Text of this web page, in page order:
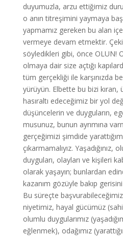
duyumuzla, arzu ettiğimiz
o anın titreşimini yaymaya
yapmamız gereken bu alan
vermeye devam etmektir.
söyledikleri gibi, önce OLUN!
olmaya dair size açtığı
tüm gerçekliği ile karşınızda
yürüyün. Elbette bu bizi
hasıraltı edeceğimiz bir yol
düşüncelerin ve duyguların,
musunuz, bunun ayrımına
gerçeğimizi şimdide
çıkarmamalıyız.
duyguları, olayları ve kişileri
olarak yaşayın; bunlardan
kazanım gözüyle bakıp gerisini
Bu süreçte
niyetimiz, hayal gücümüz
olumlu duygularımız
eğlenmek), odağımız